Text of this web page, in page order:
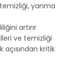
yanma
artırır
ve temizliği
açısından kritik